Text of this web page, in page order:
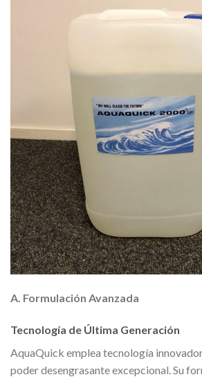
A. Formulación Avanzada
Tecnología de Última Generación
AquaQuick emplea tecnología
poder desengrasante excepcional. Su